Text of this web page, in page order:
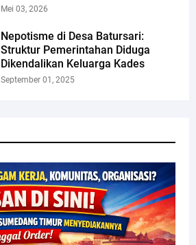
Mei 03, 2026
Nepotisme di Desa Batursari:
Struktur Pemerintahan Diduga
Dikendalikan Keluarga Kades
September 01, 2025